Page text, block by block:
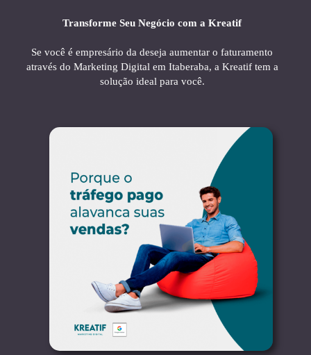
Transforme Seu Negócio com a Kreatif
Se você é empresário da deseja aumentar o faturamento
através do Marketing Digital em Itaberaba, a Kreatif tem a
solução ideal para você.